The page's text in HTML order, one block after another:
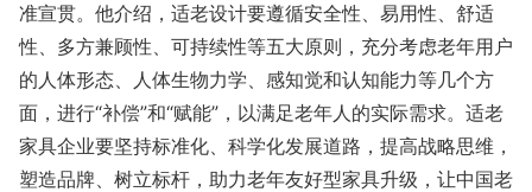
准宣贯。他介绍，适老设计要遵循安全性、易用性、舒适
性、多方兼顾性、可持续性等五大原则，充分考虑老年用户
的人体形态、人体生物力学、感知觉和认知能力等几个方
面，进行“补偿”和“赋能”，以满足老年人的实际需求。适老
家具企业要坚持标准化、科学化发展道路，提高战略思维，
塑造品牌、树立标杆，助力老年友好型家具升级，让中国老